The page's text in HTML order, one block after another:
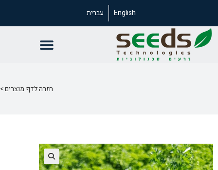
English עברית
חזרה לדף מוצרים >